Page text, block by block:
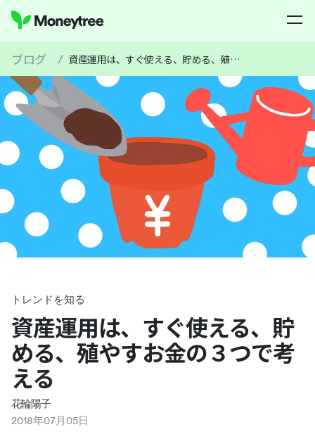
ブログ / 資産運用は、すぐ使える、貯める、殖やすお金の３つで考える
トレンドを知る
資産運用は、すぐ使える、貯
める、殖やすお金の３つで考
える
花輪陽子
2018年07月 05日